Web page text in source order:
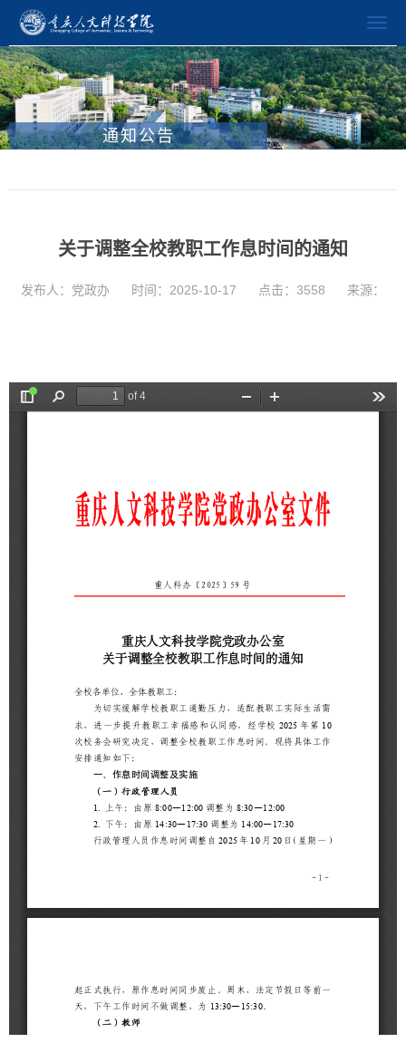
通知公告
关于调整全校教职工作息时间的通知
发布人：党政办 时间：2025-10-17 点击： 3558 来源：